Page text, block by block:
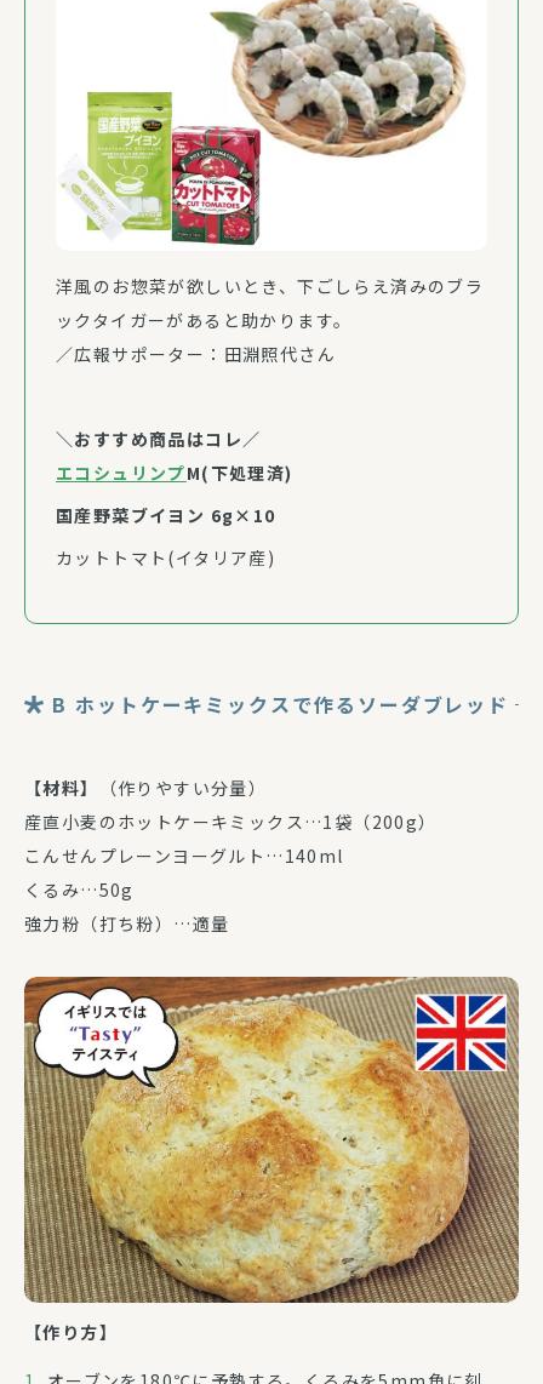
洋風のお惣菜が欲しいとき、下ごしらえ済みのブラ
ックタイガーがあると助かります。
／広報サポーター：田淵照代さん
＼おすすめ商品はコレ／
エコシュリンプM(下処理済)
国産野菜ブイヨン 6g×10
カットトマト(イタリア産)
B ホットケーキミックスで作るソーダブレッド
【材料】
（作りやすい分量）
産直小麦のホットケーキミックス…1袋（200g）
こんせんプレーンヨーグルト…140ml
くるみ…50g
強力粉（打ち粉）…適量
【作り方】